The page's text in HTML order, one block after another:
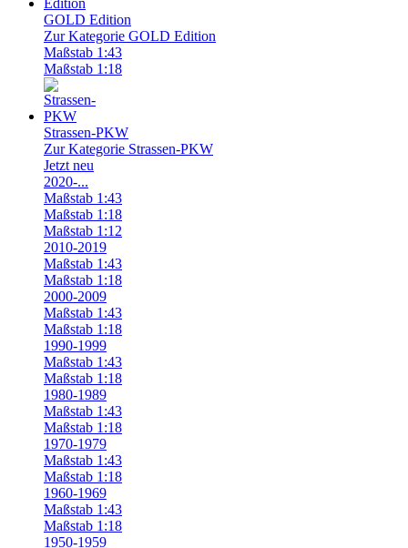
GOLD Edition
Zur Kategorie GOLD Edition
Maßstab 1:43
Maßstab 1:18
Strassen-PKW
Zur Kategorie Strassen-PKW
Jetzt neu
2020-...
Maßstab 1:43
Maßstab 1:18
Maßstab 1:12
2010-2019
Maßstab 1:43
Maßstab 1:18
2000-2009
Maßstab 1:43
Maßstab 1:18
1990-1999
Maßstab 1:43
Maßstab 1:18
1980-1989
Maßstab 1:43
Maßstab 1:18
1970-1979
Maßstab 1:43
Maßstab 1:18
1960-1969
Maßstab 1:43
Maßstab 1:18
1950-1959